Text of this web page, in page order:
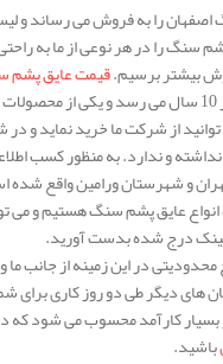
اصفهان را به فروش می رساند و
سنگ را در هر نوعی از ما به
بیشتر برسیم.قیمت عایق پشم
سابقه فعالیت شرکت مهار انرژی پایدار ساز
از شرکت ما خرید نماید و
و ندارد. به منظور کسب
و شهرستان ورامین واقع
عایق پشم سنگ هستیم و می
لینک درج شده بدست آورید.
در این زمینه از جانب
های دیگر طی دو روز کاری
کارآمد محسوب می شود که
باشید.